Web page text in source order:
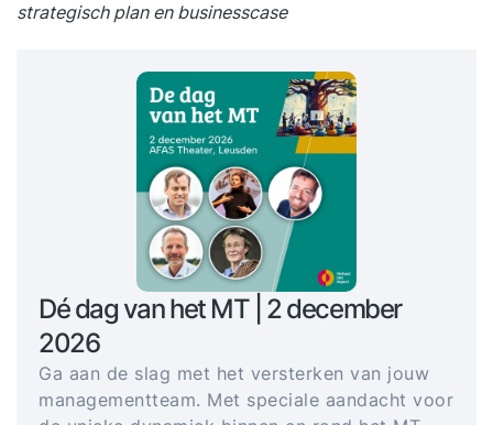
strategisch plan en businesscase
Dé dag van het MT | 2 december
2026
Ga aan de slag met het versterken van jouw
managementteam. Met speciale aandacht voor